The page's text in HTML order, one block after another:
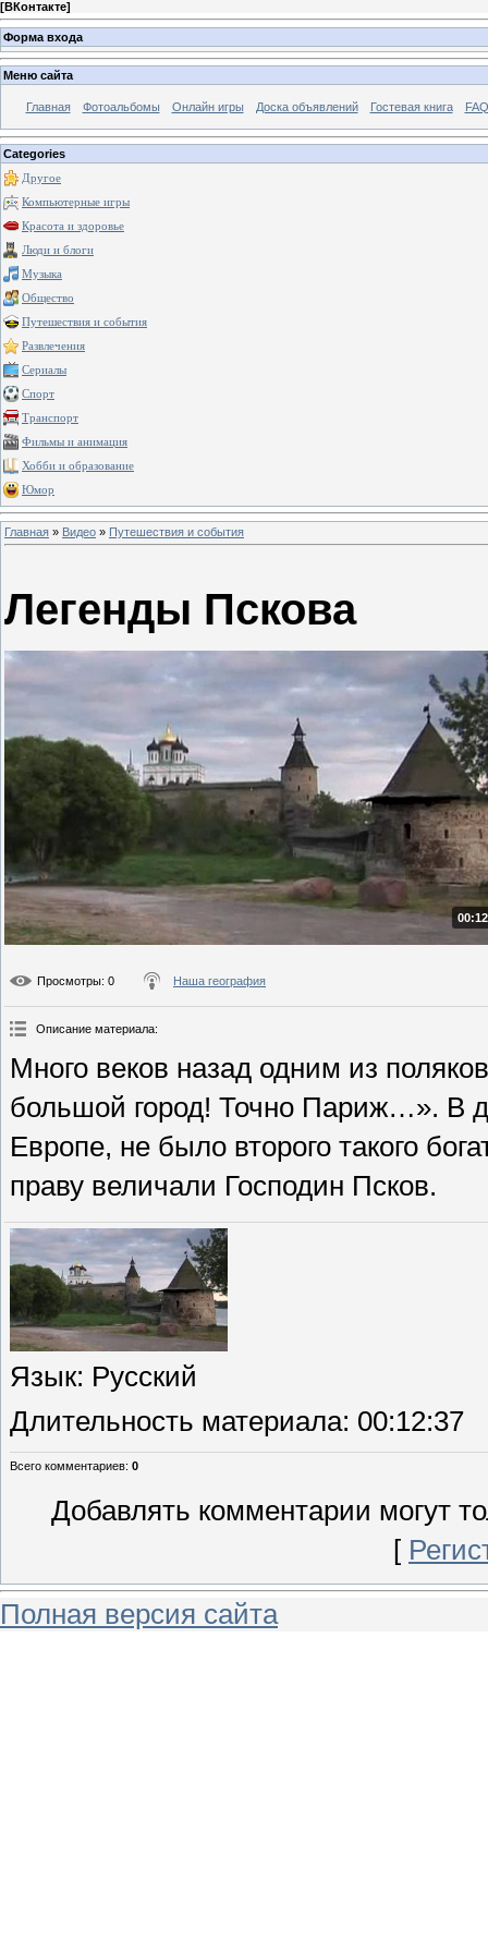
[ВКонтакте]
Форма входа
Меню сайта
Главная Фотоальбомы Онлайн игры Доска объявлений Гостевая книга
Categories
Другое
Компьютерные игры
Красота и здоровье
Люди и блоги
Музыка
Общество
Путешествия и события
Развлечения
Сериалы
Спорт
Транспорт
Фильмы и анимация
Хобби и образование
Юмор
Главная » Видео » Путешествия и события
Легенды Пскова
Просмотры: 0 Наша география
Описание материала:
Много веков назад одним из
большой город! Точно Париж…». В
Европе, не было второго такого
праву величали Господин Псков.
Язык: Русский
Длительность материала: 00:12:37
Всего комментариев: 0
Добавлять комментарии могут
[
Полная версия сайта